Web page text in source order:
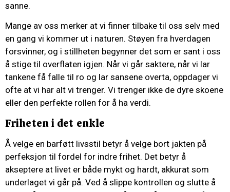
sanne.
Mange av oss merker at vi finner tilbake til oss selv med
en gang vi kommer ut i naturen. Støyen fra hverdagen
forsvinner, og i stillheten begynner det som er sant i oss
å stige til overflaten igjen. Når vi går saktere, når vi lar
tankene få falle til ro og lar sansene overta, oppdager vi
ofte at vi har alt vi trenger. Vi trenger ikke de dyre skoene
eller den perfekte rollen for å ha verdi.
Friheten i det enkle
Å velge en barføtt livsstil betyr å velge bort jakten på
perfeksjon til fordel for indre frihet. Det betyr å
akseptere at livet er både mykt og hardt, akkurat som
underlaget vi går på. Ved å slippe kontrollen og slutte å